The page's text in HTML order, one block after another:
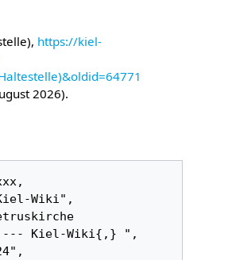
https://kiel-
2026).
--- Kiel-Wiki{,} ",